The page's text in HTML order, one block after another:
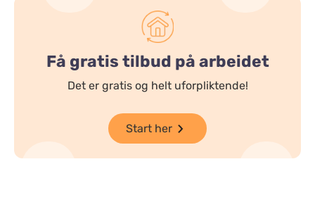
Få gratis tilbud på arbeidet
Det er gratis og helt uforpliktende!
Start her